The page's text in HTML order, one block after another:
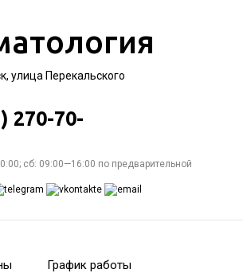
улица Перекальского
270-70-
сб: 09:00—16:00 по предварительной
График работы